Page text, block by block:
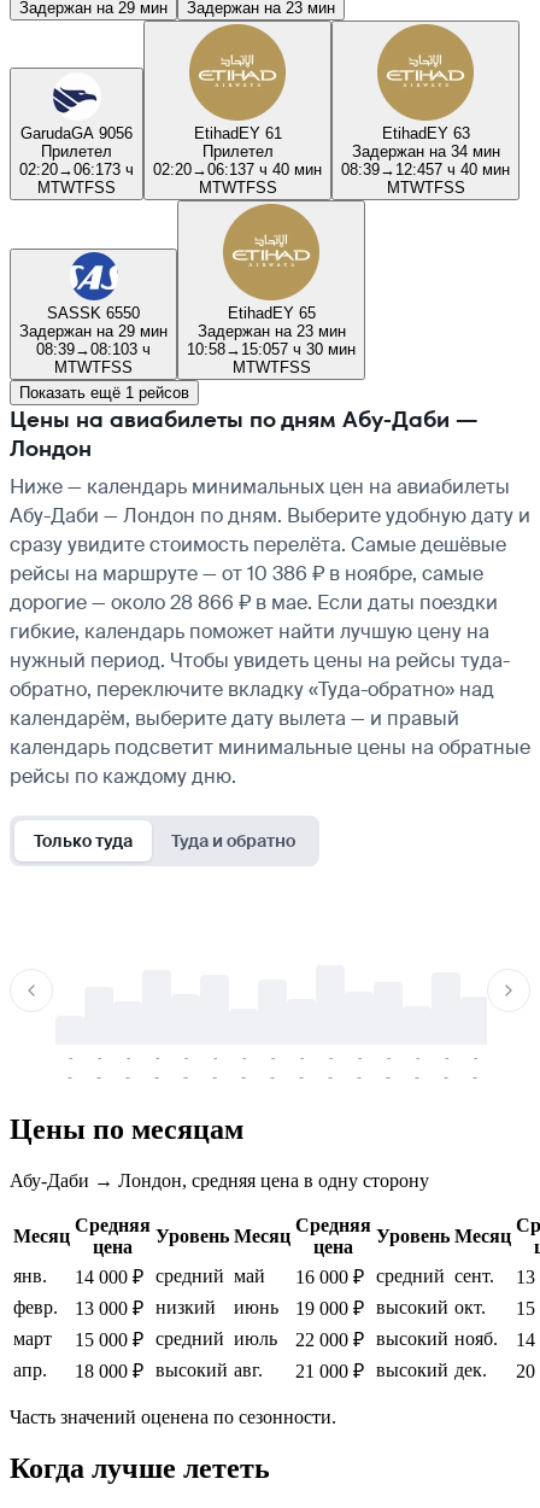
Задержан на 29 мин Задержан на 23 мин
GarudaGA 9056
Прилетел
02:20→06:173 ч
MTWTFSS
EtihadEY 61
Прилетел
02:20→06:137 ч 40 мин
MTWTFSS
EtihadEY 63
Задержан на 34 мин
08:39→ 12:457 ч 40 мин
MTWTFSS
SASSK 6550
Задержан на 29 мин
08:39→08:103 ч
MTWTFSS
EtihadEY 65
Задержан на 23 мин
10:58→ 15:057 ч 30 мин
MTWTFSS
Показать ещё 1 рейсов
Цены на авиабилеты по дням Абу-Даби —
Лондон
Ниже — календарь минимальных цен на авиабилеты
Абу-Даби — Лондон по дням. Выберите удобную дату и
сразу увидите стоимость перелёта. Самые дешёвые
рейсы на маршруте — от 10 386 ₽ в ноябре, самые
дорогие — около 28 866 ₽ в мае. Если даты поездки
гибкие, календарь поможет найти лучшую цену на
нужный период. Чтобы увидеть цены на рейсы туда-
обратно, переключите вкладку «Туда-обратно» над
календарём, выберите дату вылета — и правый
календарь подсветит минимальные цены на обратные
рейсы по каждому дню.
Только туда Туда и обратно
-
-
-
-
-
-
-
-
-
-
-
-
-
-
-
-
-
-
-
-
-
-
-
-
-
-
-
-
-
-
Цены по месяцам
Абу-Даби → Лондон, средняя цена в одну сторону
Месяц
Средняя
цена
Уровень Месяц
Средняя
цена
Уровень Месяц
янв.
14 000 ₽ средний май 16 000 ₽ средний сент.
13
февр.
13 000 ₽ низкий июнь 19 000 ₽ высокий окт.
15
март
15 000 ₽ средний июль 22 000 ₽ высокий нояб.
14
апр.
18 000 ₽ высокий авг. 21 000 ₽ высокий дек. 20
Часть значений оценена по сезонности.
Когда лучше лететь